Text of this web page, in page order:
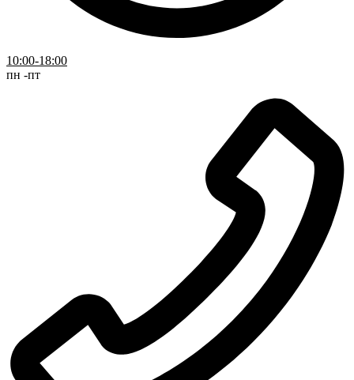
10:00-18:00
пн -пт